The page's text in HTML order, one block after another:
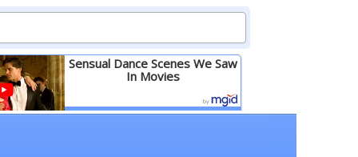
Sensual Dance Scenes We Saw
In Movies
Детальніше